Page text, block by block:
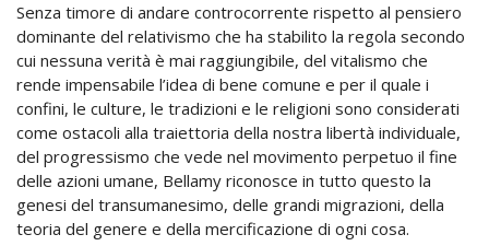
Senza timore di andare controcorrente rispetto al pensiero
dominante del relativismo che ha stabilito la regola secondo
cui nessuna verità è mai raggiungibile, del vitalismo che
rende impensabile l’idea di bene comune e per il quale i
confini, le culture, le tradizioni e le religioni sono considerati
come ostacoli alla traiettoria della nostra libertà individuale,
del progressismo che vede nel movimento perpetuo il fine
delle azioni umane, Bellamy riconosce in tutto questo la
genesi del transumanesimo, delle grandi migrazioni, della
teoria del genere e della mercificazione di ogni cosa.